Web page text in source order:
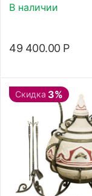
В наличии
49 400.00 Р
Скидка 3%